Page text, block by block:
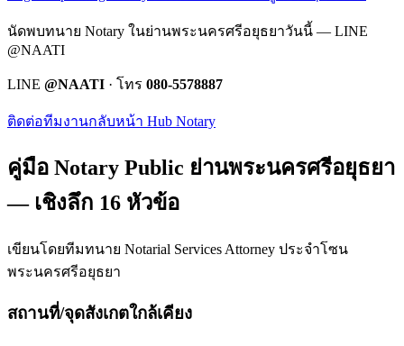
นัดพบทนาย Notary ในย่านพระนครศรีอยุธยาวันนี้ — LINE
@NAATI
LINE @NAATI · โทร 080-5578887
ติดต่อทีมงานกลับหน้า Hub Notary
คู่มือ Notary Public ย่านพระนครศรีอยุธยา
— เชิงลึก 16 หัวข้อ
เขียนโดยทีมทนาย Notarial Services Attorney ประจำโซน
พระนครศรีอยุธยา
สถานที่/จุดสังเกตใกล้เคียง